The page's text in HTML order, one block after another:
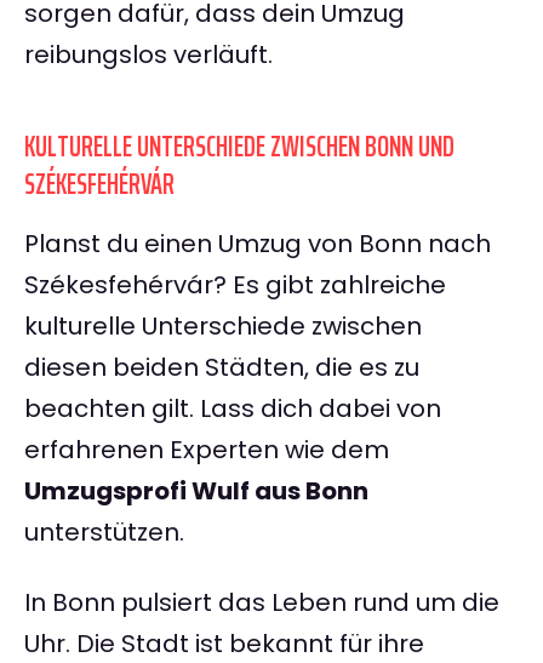
sorgen dafür, dass dein Umzug
reibungslos verläuft.
KULTURELLE UNTERSCHIEDE ZWISCHEN BONN UND
SZÉKESFEHÉRVÁR
Planst du einen Umzug von Bonn nach
Székesfehérvár? Es gibt zahlreiche
kulturelle Unterschiede zwischen
diesen beiden Städten, die es zu
beachten gilt. Lass dich dabei von
erfahrenen Experten wie dem
Umzugsprofi Wulf aus Bonn
unterstützen.
In Bonn pulsiert das Leben rund um die
Uhr. Die Stadt ist bekannt für ihre